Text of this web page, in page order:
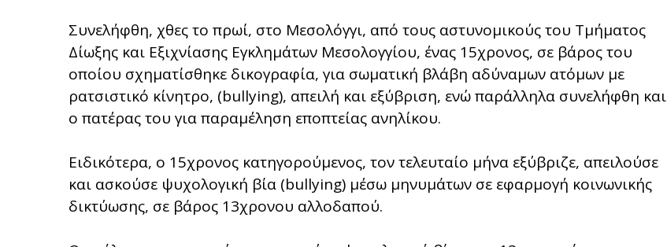
Συνελήφθη, χθες το πρωί, στο Μεσολόγγι, από τους αστυνομικούς του Τμήματος
Δίωξης και Εξιχνίασης Εγκλημάτων Μεσολογγίου, ένας 15χρονος, σε βάρος του
οποίου σχηματίσθηκε δικογραφία, για σωματική βλάβη αδύναμων ατόμων με
ρατσιστικό κίνητρο, (bullying), απειλή και εξύβριση, ενώ παράλληλα συνελήφθη και
ο πατέρας του για παραμέληση εποπτείας ανηλίκου.
Ειδικότερα, ο 15χρονος κατηγορούμενος, τον τελευταίο μήνα εξύβριζε, απειλούσε
και ασκούσε ψυχολογική βία (bullying) μέσω μηνυμάτων σε εφαρμογή κοινωνικής
δικτύωσης, σε βάρος 13χρονου αλλοδαπού.